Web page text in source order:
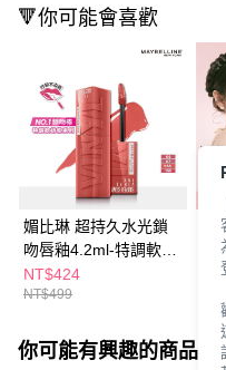
🔻你可能會喜歡
媚比琳 超持久水光鎖
吻唇釉4.2ml-特調軟萌
粉系列-多款任選
NT$424
NT$499
你可能有興趣的商品